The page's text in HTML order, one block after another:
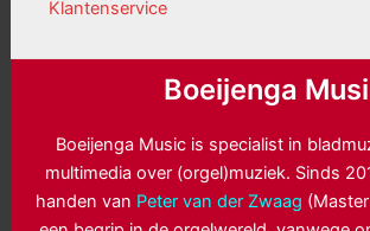
Klantenservice
Boeijenga
Boeijenga Music is specialist in
multimedia over (orgel)muziek. Sinds
handen van Peter van der Zwaag